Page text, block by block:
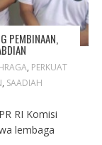
PEMBINAAN,
, PERKUAT
, SAADIAH
RI Komisi
lembaga